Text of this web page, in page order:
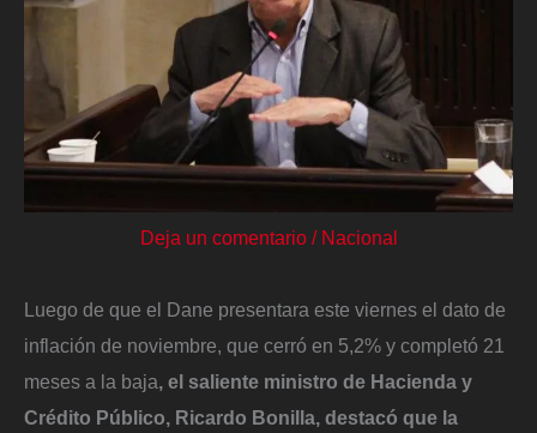
Deja un comentario / Nacional
Luego de que el Dane presentara este viernes el dato de
inflación de noviembre, que cerró en 5,2% y completó 21
meses a la baja, el saliente ministro de Hacienda y
Crédito Público, Ricardo Bonilla, destacó que la